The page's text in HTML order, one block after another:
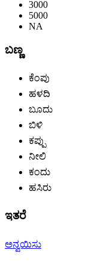
3000
5000
NA
ಬಣ್ಣ
ಕೆಂಪು
ಹಳದಿ
ಬೂದು
ಬಿಳಿ
ಕಪ್ಪು
ನೀಲಿ
ಕಂದು
ಹಸಿರು
ಇತರೆ
ಅನ್ವಯಿಸು